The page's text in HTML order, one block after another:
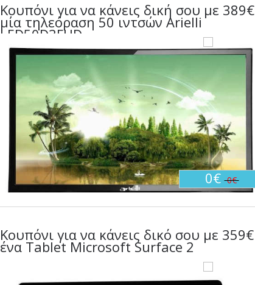
Κουπόνι για να κάνεις δική σου με 389€
μία τηλεόραση 50 ιντσών Arielli
LED50D3FHD.
0€0€
Κουπόνι για να κάνεις δικό σου με 359€
ένα Tablet Microsoft Surface 2